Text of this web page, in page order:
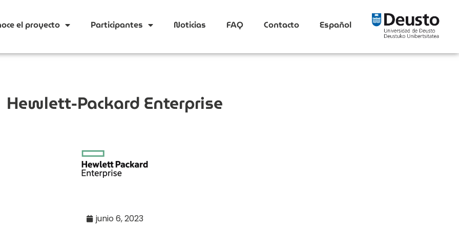
el proyecto Participantes Noticias FAQ Contacto Español
Hewlett-Packard Enterprise
junio 6, 2023